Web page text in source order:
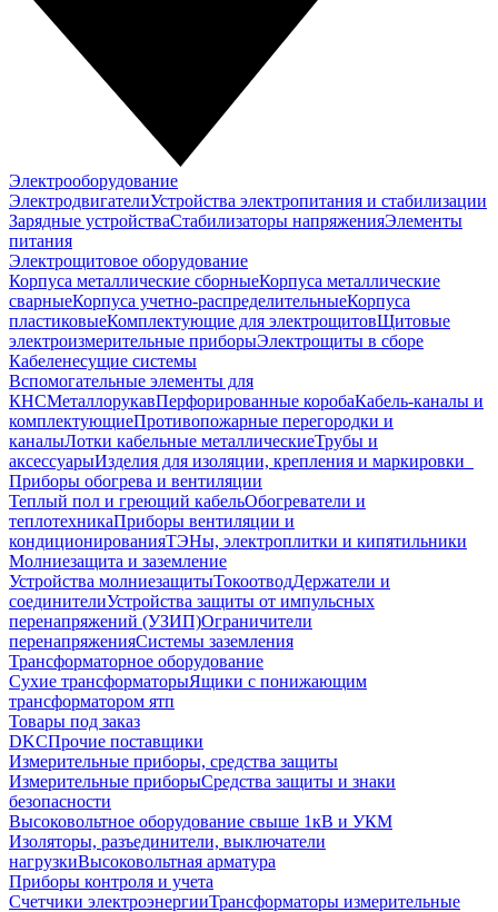
Электрооборудование
ЭлектродвигателиУстройства электропитания и стабилизации
Зарядные устройстваСтабилизаторы напряженияЭлементы
питания
Электрощитовое оборудование
Корпуса металлические сборныеКорпуса металлические
сварныеКорпуса учетно-распределительныеКорпуса
пластиковыеКомплектующие для электрощитовЩитовые
электроизмерительные приборыЭлектрощиты в сборе
Кабеленесущие системы
Вспомогательные элементы для
КНСМеталлорукавПерфорированные коробаКабель-каналы и
комплектующиеПротивопожарные перегородки и
каналыЛотки кабельные металлическиеТрубы и
аксессуарыИзделия для изоляции, крепления и маркировки
Приборы обогрева и вентиляции
Теплый пол и греющий кабельОбогреватели и
теплотехникаПриборы вентиляции и
кондиционированияТЭНы, электроплитки и кипятильники
Молниезащита и заземление
Устройства молниезащитыТокоотводДержатели и
соединителиУстройства защиты от импульсных
перенапряжений (УЗИП)Ограничители
перенапряженияСистемы заземления
Трансформаторное оборудование
Сухие трансформаторыЯщики с понижающим
трансформатором ятп
Товары под заказ
DKCПрочие поставщики
Измерительные приборы, средства защиты
Измерительные приборыСредства защиты и знаки
безопасности
Высоковольтное оборудование свыше 1кВ и УКМ
Изоляторы, разъединители, выключатели
нагрузкиВысоковольтная арматура
Приборы контроля и учета
Счетчики электроэнергииТрансформаторы измерительные